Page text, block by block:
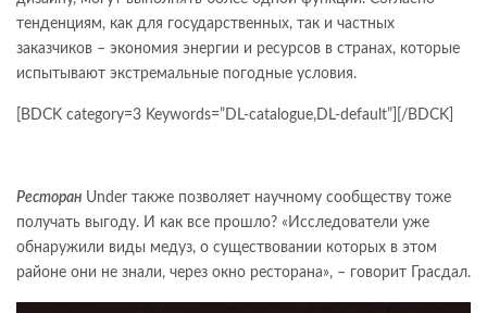
тенденциям, как для государственных, так и частных
заказчиков – экономия энергии и ресурсов в странах, которые
испытывают экстремальные погодные условия.
[BDCK category=3 Keywords=”DL-catalogue,DL-default”][/BDCK]
Ресторан Under также позволяет научному сообществу тоже
получать выгоду. И как все прошло? «Исследователи уже
обнаружили виды медуз, о существовании которых в этом
районе они не знали, через окно ресторана», – говорит Грасдал.